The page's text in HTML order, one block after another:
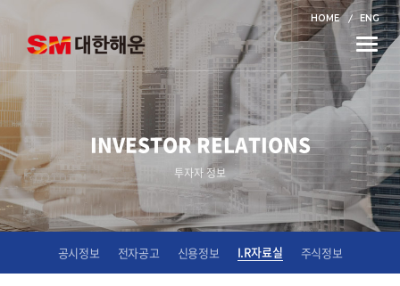
HOME ENG
Toggle
INVESTOR RELATIONS
투자자 정보
공시정보 전자공고 신용정보 I.R자료실 주식정보